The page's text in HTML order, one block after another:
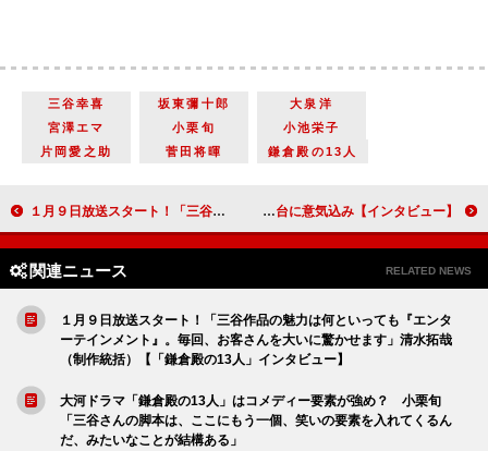
三谷幸喜 坂東彌十郎
大泉洋
宮澤エマ
小栗旬
小池栄子
片岡愛之助
菅田将暉 鎌倉殿の13人
１月９日放送スタート！「三谷作品の魅力は何といっても『エンターテインメント』。毎回、お客さんを大いに驚かせます」清水拓哉（制作統括）【「鎌倉殿の13人」インタビュー】 【インタビュー】舞台「六番目の小夜子」鈴木絢音（乃木坂46） 「気張らずに頑張りたい」と主演舞台に意気込み
関連ニュース RELATED NEWS
１月９日放送スタート！「三谷作品の魅力は何といっても『エンタ
ーテインメント』。毎回、お客さんを大いに驚かせます」清水拓哉
（制作統括）【「鎌倉殿の13人」インタビュー】
大河ドラマ「鎌倉殿の13人」はコメディー要素が強め？ 小栗旬
「三谷さんの脚本は、ここにもう一個、笑いの要素を入れてくるん
だ、みたいなことが結構ある」